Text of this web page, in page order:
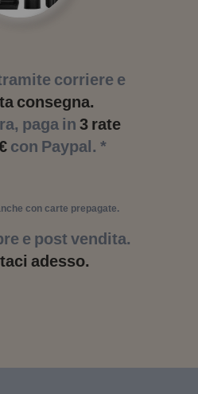
corriere e
consegna.
paga in 3 rate
con Paypal. *
con carte prepagate.
e post vendita.
adesso.